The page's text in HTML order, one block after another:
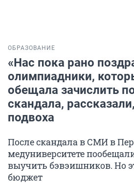
ОБРАЗОВАНИЕ
«Нас пока рано
олимпиадники,
обещала зачислить
скандала,
подвоха
После скандала в СМИ в
медуниверситете
выучить бэвэишников. Но
бюджет